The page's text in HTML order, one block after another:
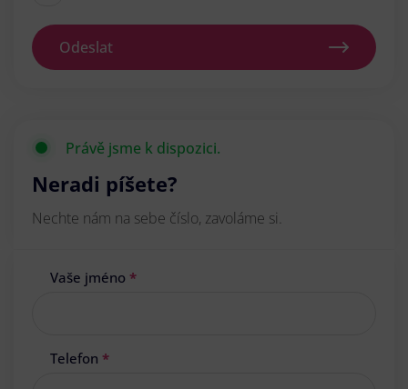
Odeslat
Právě jsme k dispozici.
Neradi píšete?
Nechte nám na sebe číslo, zavoláme si.
Vaše jméno *
Telefon *